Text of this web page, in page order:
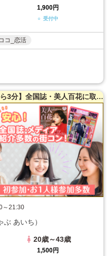
1,900円
○ 受付中
ココ_恋活
【20～43歳限定】【難波】【駅から3分】全国誌・美人百花に取材を受けた大阪で一番出会える街コン☆【新築のホテルダイニング貸切】【お一人様参加多数】【黒毛和牛肉寿司】【目の前炙り提供】【カジュアルな雰囲気】LINE交換自由＆席がえあり！
～21:30
ぶ あいち）
20歳～43歳
1,500円